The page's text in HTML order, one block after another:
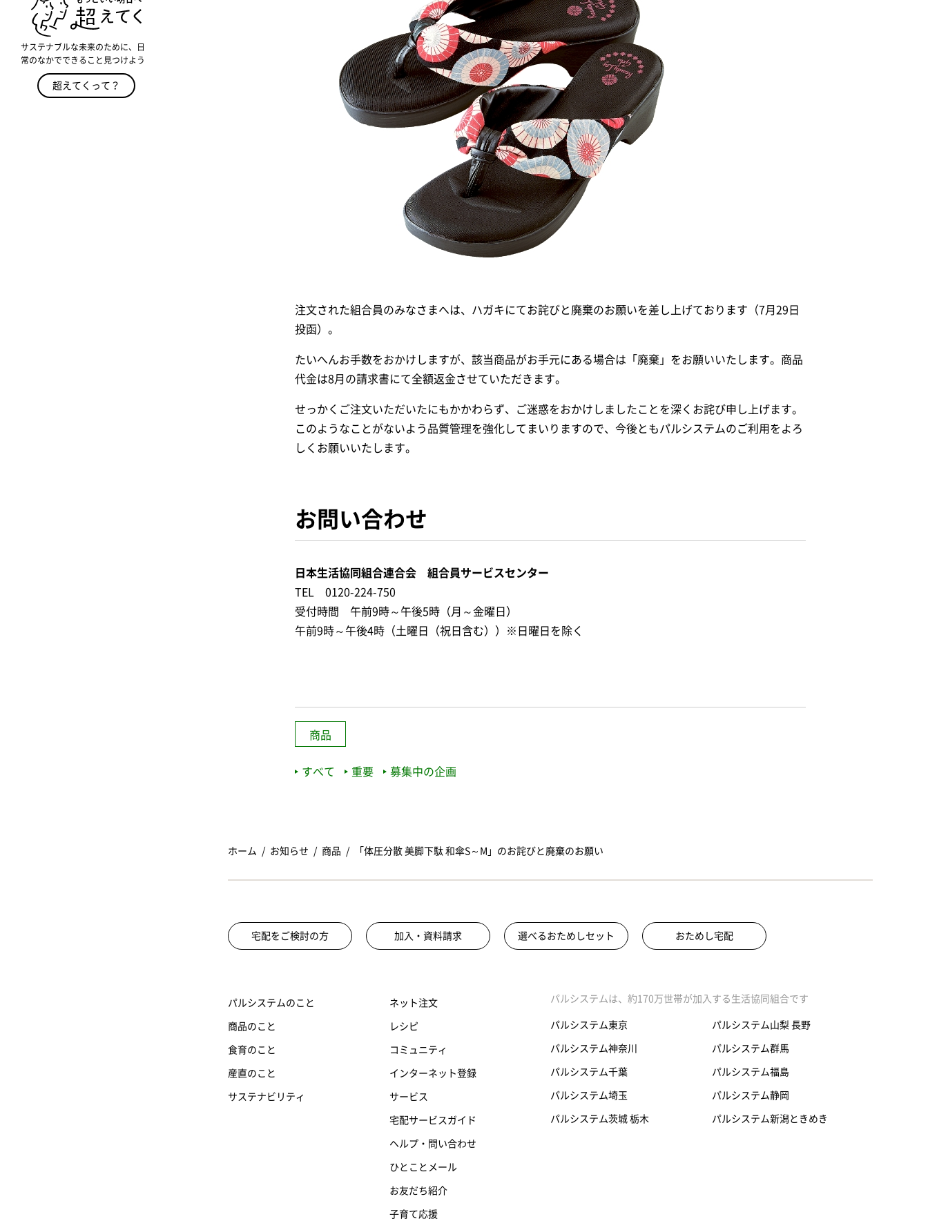
サステナブルな未来のために、日
常のなかでできること見つけよう
超えてくって？
注文された組合員のみなさまへは、ハガキにてお詫びと廃棄のお願いを差し上げております（7月29日
投函）。
たいへんお手数をおかけしますが、該当商品がお手元にある場合は「廃棄」をお願いいたします。商品
代金は8月の請求書にて全額返金させていただきます。
せっかくご注文いただいたにもかかわらず、ご迷惑をおかけしましたことを深くお詫び申し上げます。
このようなことがないよう品質管理を強化してまいりますので、今後ともパルシステムのご利用をよろ
しくお願いいたします。
お問い合わせ
日本生活協同組合連合会 組合員サービスセンター
TEL 0120-224-750
受付時間 午前9時～午後5時（月～金曜日）
午前9時～午後4時（土曜日（祝日含む））※日曜日を除く
商品
すべて 重要 募集中の企画
ホーム お知らせ 商品 「体圧分散 美脚下駄 和傘S～M」のお詫びと廃棄のお願い
宅配をご検討の方 加入・資料請求 選べるおためしセット おためし宅配
パルシステムのこと
商品のこと
食育のこと
産直のこと
サステナビリティ
ネット注文
レシピ
コミュニティ
インターネット登録
サービス
宅配サービスガイド
ヘルプ・問い合わせ
ひとことメール
お友だち紹介
子育て応援
パルシステムは、約170万世帯が加入する生活協同組合です
パルシステム東京
パルシステム神奈川
パルシステム千葉
パルシステム埼玉
パルシステム茨城 栃木
パルシステム山梨 長野
パルシステム群馬
パルシステム福島
パルシステム静岡
パルシステム新潟ときめき